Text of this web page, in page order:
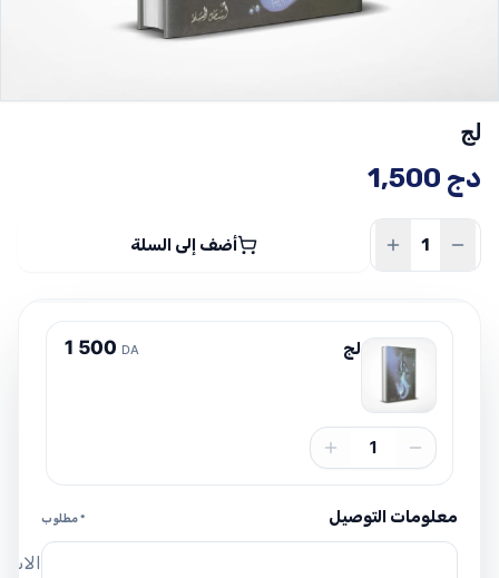
لج
1,500 دج
أضف إلى السلة
لج 1 500 DA
1
معلومات التوصيل * مطلوب